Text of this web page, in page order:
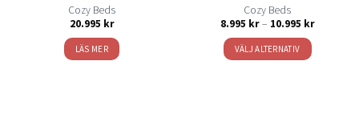
Cozy Beds
20.995 kr
LÄS MER
Cozy Beds
8.995 kr – 10.995 kr
VÄLJ ALTERNATIV